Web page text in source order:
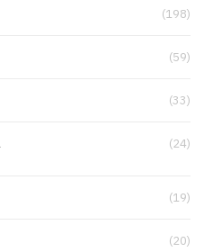
(198)
(59)
(33)
(24)
(19)
(20)